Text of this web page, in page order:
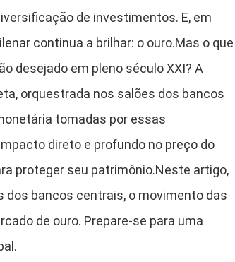
de investimentos. E, em
continua a brilhar: o ouro.Mas o que
desejado em pleno século XXI? A
orquestrada nos salões dos bancos
tomadas por essas
direto e profundo no preço do
proteger seu patrimônio.Neste artigo,
dos bancos centrais, o movimento das
de ouro. Prepare-se para uma